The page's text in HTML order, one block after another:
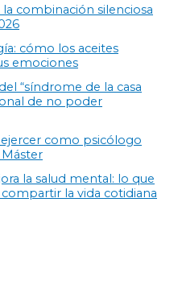
combinación silenciosa
cómo los aceites
emociones
“síndrome de la casa
de no poder
ejercer como psicólogo
la salud mental: lo que
la vida cotidiana